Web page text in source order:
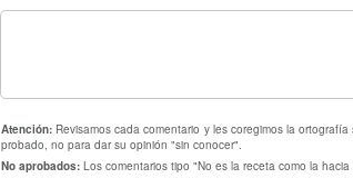
Atención: Revisamos cada comentario y les coregimos la
probado, no para dar su opinión "sin conocer".
No aprobados: Los comentarios tipo "No es la receta como la